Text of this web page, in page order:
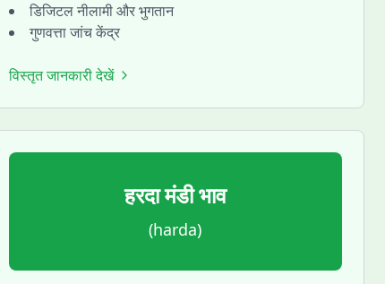
डिजिटल नीलामी और भुगतान
गुणवत्ता जांच केंद्र
विस्तृत जानकारी देखें
हरदामंडी भाव
(harda)